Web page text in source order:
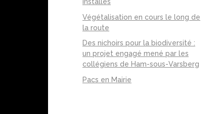
Végétalisation en cours le long de
la route
Des nichoirs pour la biodiversité :
un projet engagé mené par les
collégiens de Ham-sous-Varsberg
Pacs en Mairie